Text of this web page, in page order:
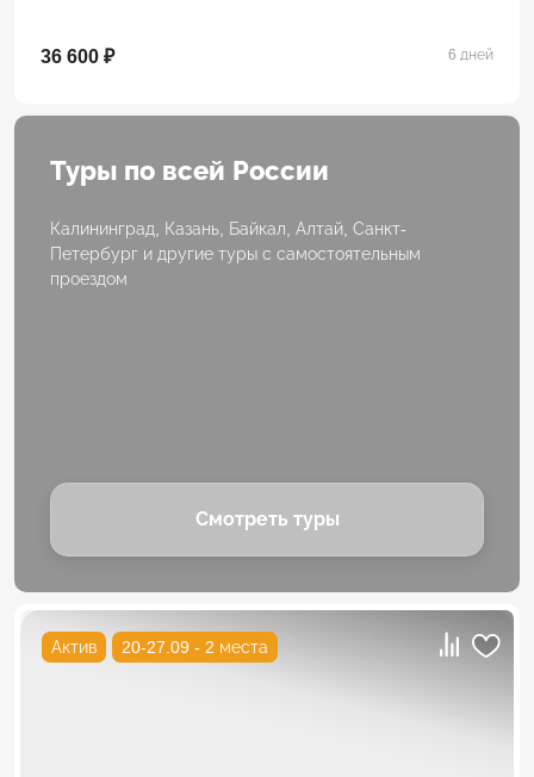
36 600 ₽ 6 дней
Туры по всей России
Калининград, Казань, Байкал, Алтай, Санкт-
Петербург и другие туры с самостоятельным
проездом
Смотреть туры
Актив 20-27.09 - 2 места